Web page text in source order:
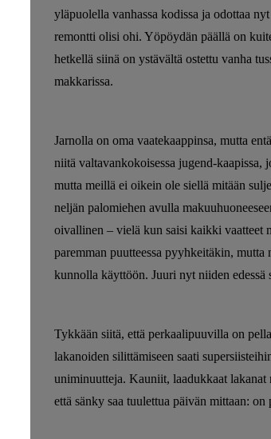
yläpuolella vanhassa kodissa ja odottaa
remontti olisi ohi. Yöpöydän päällä on
hetkellä siinä on ystävältä ostettu vanha
makkarissa.
Jarnolla on oma vaatekaappinsa, mutta
niitä valtavankokoisessa jugend-kaapissa,
mutta meillä ei oikein ole siellä mitään
neljän palomiehen avulla
oivallinen – vielä kun saisi kaikki vaatteet
paremman puutteessa pyyhkeitäkin, mutta
kunnolla käyttöön. Juuri nyt niiden
Tykkään siitä, että perkaalipuuvilla on
lakanoiden silittämiseen saati
uniminuutteja. Kauniit, laadukkaat lakanat
että sänky saa tuulettua päivän mittaan: